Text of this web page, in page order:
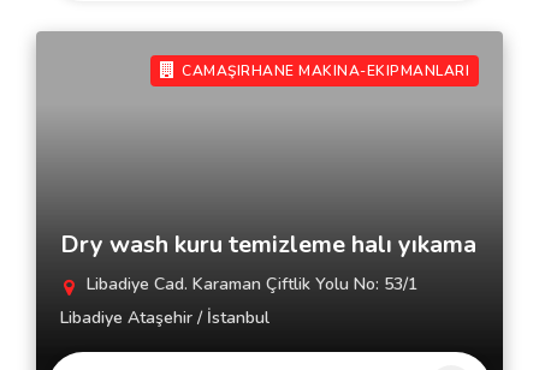
CAMAŞIRHANE MAKINA-EKIPMANLARI
Dry wash kuru temizleme halı yıkama
Libadiye Cad. Karaman Çiftlik Yolu No: 53/1
Libadiye Ataşehir / İstanbul